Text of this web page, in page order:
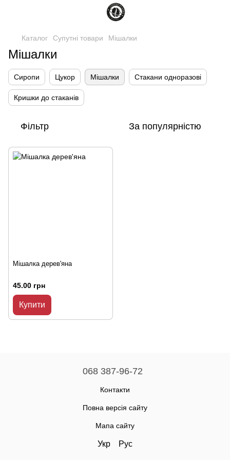
Каталог Супутні товари Мішалки
Мішалки
Сиропи Цукор Мішалки Стакани одноразові
Кришки до стаканів
Фільтр За популярністю
Мішалка дерев'яна
45.00 грн
Купити
068 387-96-72
Контакти
Повна версія сайту
Мапа сайту
Укр Рус